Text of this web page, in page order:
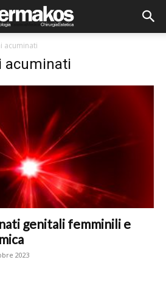
acuminati
acuminati
genitali femminili e
2023